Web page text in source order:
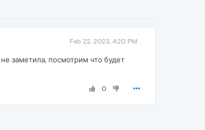
Feb 22, 2023, 4:20 PM
заметила, посмотрим что будет
0